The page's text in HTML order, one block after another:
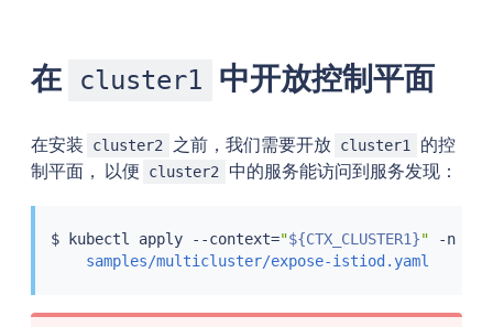
在 cluster1 中开放控制平面
在安装 cluster2 之前，我们需要开放 cluster1
的控
制平面， 以便
cluster2 中的服务能访问到服务发现：
$ kubectl apply --context="${CTX_CLUSTER1}" -n
samples/multicluster/expose-istiod.yaml